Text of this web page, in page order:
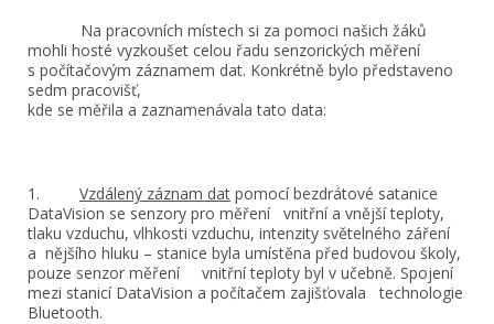
Na pracovních místech si za pomoci našich žáků
mohli hosté vyzkoušet celou řadu senzorických měření
s počítačovým záznamem dat. Konkrétně bylo představeno
sedm pracovišť,
kde se měřila a zaznamenávala tato data:
1. Vzdálený záznam dat pomocí bezdrátové satanice
DataVision se senzory pro měření vnitřní a vnější teploty,
tlaku vzduchu, vlhkosti vzduchu, intenzity světelného záření
a nějšího hluku – stanice byla umístěna před budovou školy,
pouze senzor měření vnitřní teploty byl v učebně. Spojení
mezi stanicí DataVision a počítačem zajišťovala technologie
Bluetooth.